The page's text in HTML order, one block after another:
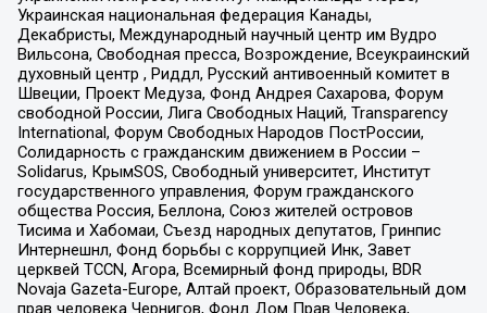
Украинская национальная федерация Канады,
Декабристы, Международный научный центр им Вудро
Вильсона, Свободная пресса, Возрождение, Всеукраинский
духовный центр , Риддл, Русский антивоенный комитет в
Швеции, Проект Медуза, Фонд Андрея Сахарова, Форум
свободной России, Лига Свободных Наций, Transparеncy
International, Форум Свободных Народов ПостРоссии,
Солидарность с гражданским движением в России –
Solidarus, КрымSOS, Свободный университет, Институт
государственного управления, Форум гражданского
общества Россия, Беллона, Союз жителей островов
Тисима и Хабомаи, Съезд народных депутатов, Гринпис
Интернешнл, Фонд борьбы с коррупцией Инк, Завет
церквей TCCN, Агора, Всемирный фонд природы, BDR
Novaja Gazeta-Europe, Алтай проект, Образовательный дом
прав человека Чернигов, Фонд Дом Прав Человека,